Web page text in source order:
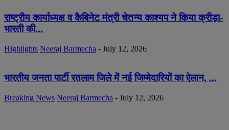
राष्ट्रीय कार्याध्यक्ष व कैबिनेट मंत्री चेतन्य काश्यप ने किया क्रीड़ा-
भारती की...
Highlights Neeraj Barmecha - July 12, 2026
भारतीय जनता पार्टी रतलाम जिले में नई जिम्मेदारियों का ऐलान, ...
Breaking News Neeraj Barmecha - July 12, 2026